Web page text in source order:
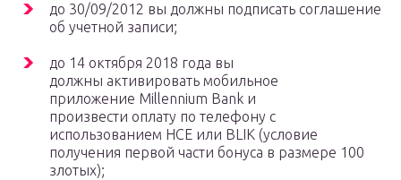
до 30/09/2012 вы должны подписать соглашение
об учетной записи;
до 14 октября 2018 года вы
должны активировать мобильное
приложение Millennium Bank и
произвести оплату по телефону с
использованием HCE или BLIK (условие
получения первой части бонуса в размере 100
злотых);